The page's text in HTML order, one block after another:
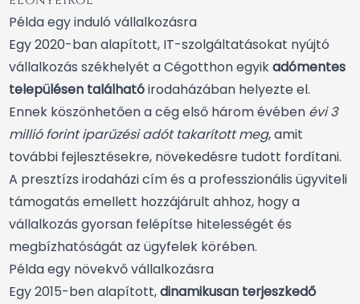
Példa egy induló vállalkozásra
Egy 2020-ban alapított, IT-szolgáltatásokat nyújtó
vállalkozás székhelyét a Cégotthon egyikadómentes
településen találhatóirodaházában helyezte el.
Ennek köszönhetően a cég első három évében évi 3
millió forint iparűzési adót takarított meg, amit
további fejlesztésekre, növekedésre tudott fordítani.
A presztízs irodaházi cím és a professzionális ügyviteli
támogatás emellett hozzájárult ahhoz, hogy a
vállalkozás gyorsan felépítse hitelességét és
megbízhatóságát az ügyfelek körében.
Példa egy növekvő vállalkozásra
Egy 2015-ben alapított,dinamikusan terjeszkedő